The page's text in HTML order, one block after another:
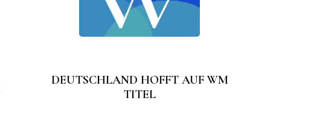
DEUTSCHLAND HOFFT AUF WM
TITEL